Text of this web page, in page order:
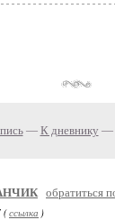
— К дневнику —
обратиться
(ссылка )